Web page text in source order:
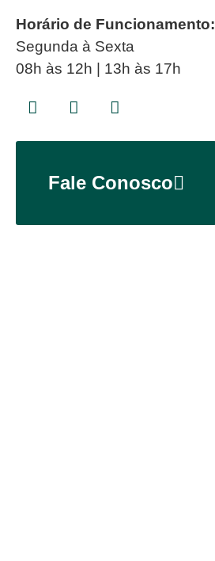
Horário de Funcionamento:
Segunda à Sexta
08h às 12h | 13h às 17h
Fale Conosco